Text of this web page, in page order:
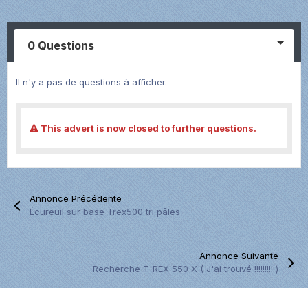
0 Questions
Il n'y a pas de questions à afficher.
This advert is now closed to further questions.
Annonce Précédente
Écureuil sur base Trex500 tri pâles
Annonce Suivante
Recherche T-REX 550 X ( J'ai trouvé !!!!!!!!! )